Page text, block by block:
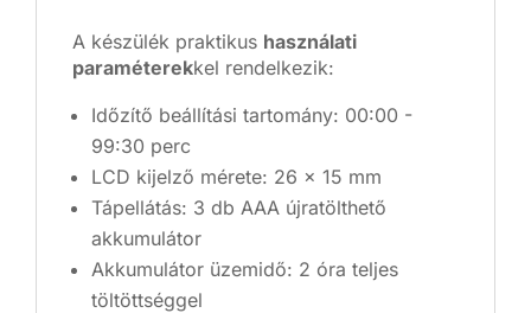
A készülék praktikus használati
paraméterekkel rendelkezik:
Időzítő beállítási tartomány: 00:00 -
99:30 perc
LCD kijelző mérete: 26 x 15 mm
Tápellátás: 3 db AAA újratölthető
akkumulátor
Akkumulátor üzemidő: 2 óra teljes
töltöttséggel